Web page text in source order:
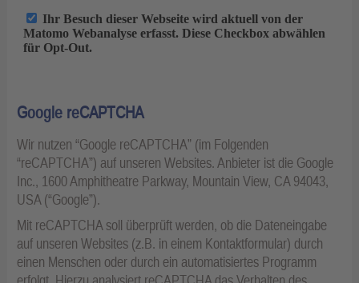
Google reCAPTCHA
Wir nutzen “Google reCAPTCHA” (im Folgenden
“reCAPTCHA”) auf unseren Websites. Anbieter ist die Google
Inc., 1600 Amphitheatre Parkway, Mountain View, CA 94043,
USA (“Google”).
Mit reCAPTCHA soll überprüft werden, ob die Dateneingabe
auf unseren Websites (z.B. in einem Kontaktformular) durch
einen Menschen oder durch ein automatisiertes Programm